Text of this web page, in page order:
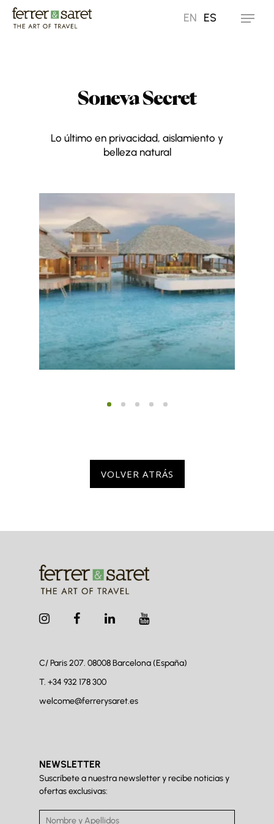
Skip
EN ES Menu
Soneva Secret
Lo último en privacidad, aislamiento y
belleza natural
VOLVER ATRÁS
C/ Paris 207. 08008Barcelona (España)
T. +34 932 178 300
welcome@ferrerysaret.es
NEWSLETTER
Suscríbete a nuestra newsletter y recibe noticias y
ofertas exclusivas: